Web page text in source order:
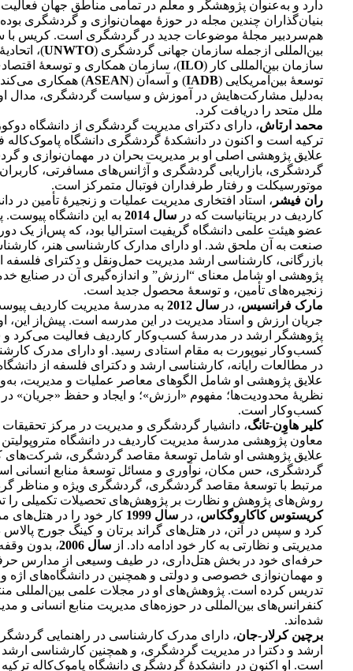
دارد و به‌عنوان پژوهشگر و معلم در تمامی مناطق جهان
بنیان‌گذاران چندین مجله در حوزۀ مهمان‌نوازی و گردشگری
هم‌سردبیر مجلۀ موضوعات جدید در گردشگری است. کریس با
بین‌المللی ازجمله سازمان جهانی گردشگری (UNWTO)،
سازمان بین‌المللی کار (ILO)، سازمان همکاری و توسعۀ
توسعۀ بین‌آمریکایی (IADB) و آسه‌آن (ASEAN) همکاری
به‌دلیل مشارکت‌هایش در آموزش و سیاست گردشگری، مدال
ملل متحد را دریافت کرد.
محمد ارتاش، دارای دکترای مدیریت گردشگری از دانشگاه
ترکیه است و اکنون در دانشکدۀ گردشگری دانشگاه پاموک‌کاله
علایق پژوهشی اصلی او بر مدیریت بحران در مهمان‌نوازی و
گردشگری، بازاریابی گردشگری و آژانس‌های مسافرتی،
موتورسیکلت و رفتار طرفداران فوتبال متمرکز است.
ران فیشر ، استاد افتخاری مدیریت عملیات و زنجیرۀ تأمین در
کاردیف در بریتانیاست که در سال 2014
به این دانشگاه پیوست.
عضو هیئت علمی دانشگاه گریفیت استرالیا بود، که پس‌از یک
صنعت به آن ملحق شد. او دارای مدارک کارشناسی هنر،
بازرگانی، کارشناسی ارشد مدیریت حمل‌و‌نقل و دکترای
پژوهشی او شامل معنای “ارزش” و اندازه‌گیری آن در صنایع
زنجیره‌های تأمین، و توسعۀ محصول جدید است.
مارک فرانسیس، در سال 2012
به مدرسۀ مدیریت کاردیف
جریان ارزش و استاد مدیریت در این مدرسه است. پیش‌از این،
پژوهشگر ارشد در مدرسۀ کسب‌وکار کاردیف فعالیت می‌کرد
کسب‌وکار نیوپورت به مقام استادی رسید. او دارای مدرک
در مطالعات رایانه، کارشناسی ارشد و دکترای فلسفه از
علایق پژوهشی او شامل الگو‌های معاصر عملیات و مدیریت،
نظریۀ محدودیت‌ها؛ مفهوم «ارزش»؛ و ایجاد و حفظ «جریان» در
کسب‌وکار است.
کلیر هاوِن-تانگ، دانشیار گردشگری و مدیریت در مرکز
معاون پژوهشی مدرسۀ مدیریت کاردیف در دانشگاه
علایق پژوهشی او شامل توسعۀ مقاصد گردشگری،
گردشگری، حس مکان، نوآوری و مسائل توسعۀ منابع انسانی
مرتبط با توسعۀ مقاصد گردشگری، گردشگری ویژه و مناظر
روش‌های پژوهش و نظارت بر پژوهش‌های تحصیلات تکمیلی را
کریستوس کاکاروگکاس، در سال 1999
کار خود را در هتل‌های
کرد و سپس در آتن، در هتل‌های گراند برتان و کینگ جورج پالاس
مدیریتی و نظارتی به کار خود ادامه داد. از سال 2006
، بدون
حرفه‌ای خود در بخش هتل‌داری، در طیف وسیعی از مدارس
و مهمان‌نوازی خصوصی و دولتی و همچنین در دانشگاه‌های اژه و
تدریس کرده است. پژوهش‌های او در مجلات علمی بین‌المللی
کنفرانس‌های بین‌المللی در حوزه‌های مدیریت منابع انسانی و
شده‌اند.
برچین کرلار-جان، دارای مدرک کارشناسی در راهنمایی
ارشد و دکترا در مدیریت گردشگری، و همچنین کارشناسی
است. او اکنون در دانشکدۀ گردشگری دانشگاه پاموک‌کاله